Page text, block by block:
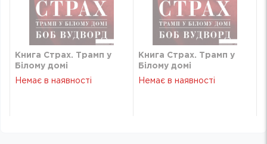
Книга Страх. Трамп у
Білому домі
Немає в наявності
Книга Страх. Трамп у
Білому домі
Немає в наявності